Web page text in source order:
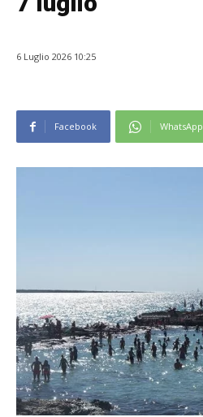
6 Luglio 2026 10:25
Facebook WhatsApp